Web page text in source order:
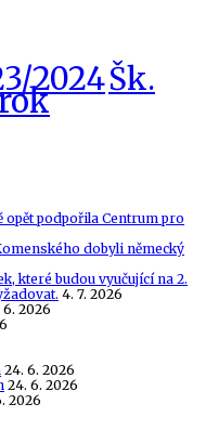
2024Šk.
opět podpořila Centrum pro
dobyli německý
které budou vyučující na 2.
4. 7. 2026
6. 2026
24. 6. 2026
24. 6. 2026
2026